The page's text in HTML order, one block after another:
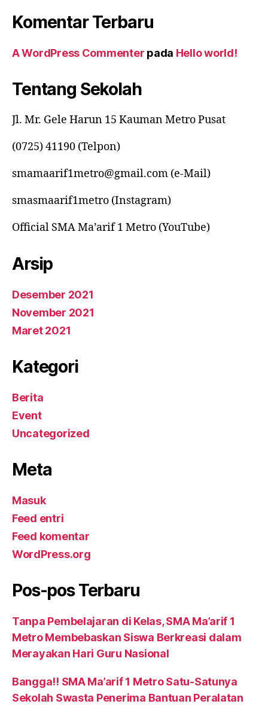
Komentar Terbaru
A WordPress Commenter pada Hello world!
Tentang Sekolah
Jl. Mr. Gele Harun 15 Kauman Metro Pusat
(0725) 41190 (Telpon)
smamaarif1metro@gmail.com (e-Mail)
smasmaarif1metro (Instagram)
Official SMA Ma’arif 1 Metro (YouTube)
Arsip
Desember 2021
November 2021
Maret 2021
Kategori
Berita
Event
Uncategorized
Meta
Masuk
Feed entri
Feed komentar
WordPress.org
Pos-pos Terbaru
Tanpa Pembelajaran di Kelas, SMA Ma’arif 1
Metro Membebaskan Siswa Berkreasi dalam
Merayakan Hari Guru Nasional
Bangga!! SMA Ma’arif 1 Metro Satu-Satunya
Sekolah Swasta Penerima Bantuan Peralatan